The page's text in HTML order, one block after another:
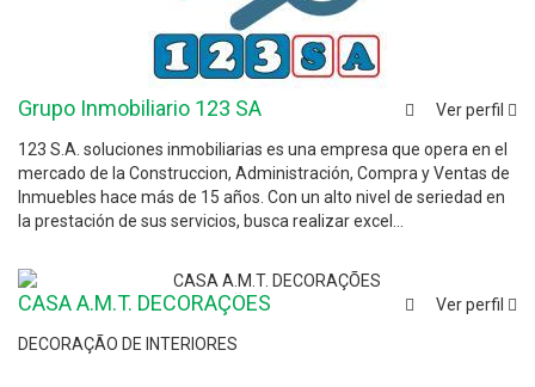
Ver perfil
Grupo Inmobiliario 123 SA
123 S.A. soluciones inmobiliarias es una empresa que opera en el
mercado de la Construccion, Administración, Compra y Ventas de
Inmuebles hace más de 15 años. Con un alto nivel de seriedad en
la prestación de sus servicios, busca realizar excel...
Ver perfil
CASA A.M.T. DECORAÇÕES
DECORAÇÃO DE INTERIORES